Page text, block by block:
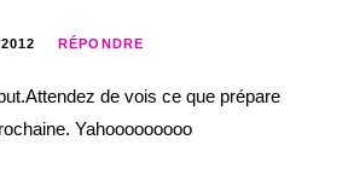
RÉPONDRE
de vois ce que prépare
Yahooooooooo